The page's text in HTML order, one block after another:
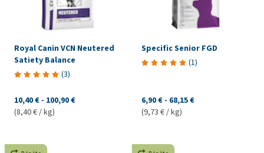
Royal Canin VCN Neutered
Satiety Balance
(3)
10,40 € - 100,90 €
(8,40 € / kg)
Specific Senior FGD
(1)
6,90 € - 68,15 €
(9,73 € / kg)